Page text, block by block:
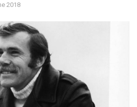
2018